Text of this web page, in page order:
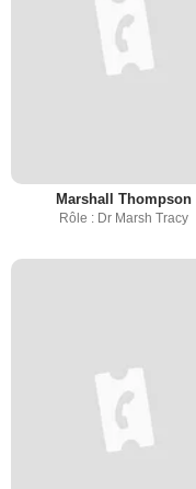
Marshall Thompson
Rôle : Dr Marsh Tracy